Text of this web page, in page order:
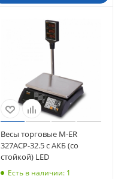
Весы торговые M-ER
327ACP-32.5 с АКБ (со
стойкой) LED
Есть в наличии: 1